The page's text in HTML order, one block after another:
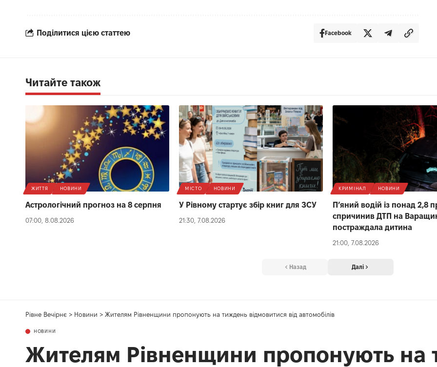
Поділитися цією статтею Facebook
Читайте також
ЖИТТЯ НОВИНИ
Астрологічний прогноз на 8 серпня
07:00, 8.08.2026
МІСТО НОВИНИ
У Рівному стартує збір книг для ЗСУ
21:30, 7.08.2026
КРИМІНАЛ НОВИНИ
П’яний водій із понад 2,8
спричинив ДТП на
постраждала дитина
21:00, 7.08.2026
Назад Далі
Рівне Вечірнє > Новини > Жителям Рівненщини пропонують на тиждень відмовитися від автомобілів
НОВИНИ
Жителям Рівненщини пропонують на